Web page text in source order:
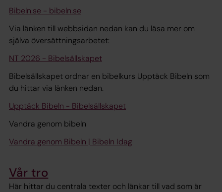
Bibeln.se - bibeln.se
Via länken till webbsidan nedan kan du läsa mer om
själva översättningsarbetet:
NT 2026 - Bibelsällskapet
Bibelsällskapet ordnar en bibelkurs Upptäck Bibeln som
du hittar via länken nedan.
Upptäck Bibeln - Bibelsällskapet
Vandra genom bibeln
Vandra genom Bibeln | Bibeln Idag
Vår tro
Här hittar du centrala texter och länkar till vad som är